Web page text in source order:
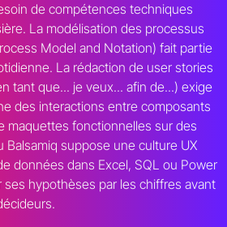
de compétences techniques
La modélisation des processus
Model and Notation) fait partie
La rédaction de user stories
tant que... je veux... afin de...) exige
des interactions entre composants
maquettes fonctionnelles sur des
Balsamiq suppose une culture UX
données dans Excel, SQL ou Power
ses hypothèses par les chiffres avant